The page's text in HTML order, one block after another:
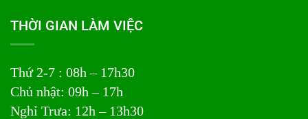
THỜI GIAN LÀM VIỆC
Thứ 2-7 : 08h – 17h30
Chủ nhật: 09h – 17h
Nghỉ Trưa: 12h – 13h30